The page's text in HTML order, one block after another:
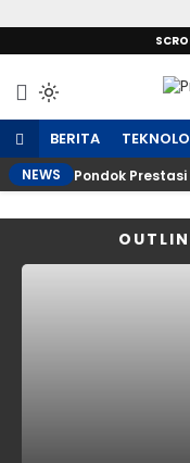
BERITA
NEWS Pondok